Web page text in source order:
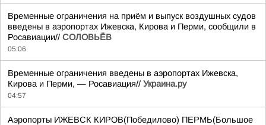
Временные ограничения на приём и выпуск воздушных судов
введены в аэропортах Ижевска, Кирова и Перми, сообщили в
Росавиации// СОЛОВЬЁВ
05:06
Временные ограничения введены в аэропортах Ижевска,
Кирова и Перми, — Росавиация// Украина.ру
04:57
Аэропорты ИЖЕВСК КИРОВ(Победилово) ПЕРМЬ(Большое